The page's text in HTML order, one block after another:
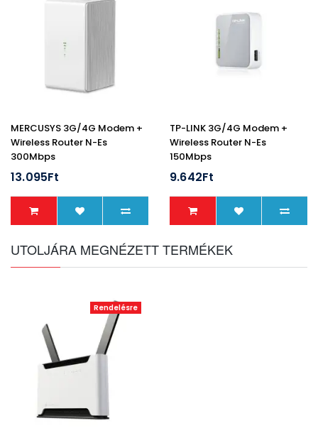
MERCUSYS 3G/4G Modem +
Wireless Router N-Es
300Mbps
1xWAN/LAN(100Mbps)
+1xLAN(100Mpbs), MB110-4G
13.095Ft
TP-LINK 3G/4G Modem +
Wireless Router N-Es
150Mbps
1xWAN/LAN(100Mbps) +
1xUSB, TL-MR3020
9.642Ft
UTOLJÁRA MEGNÉZETT TERMÉKEK
Rendelésre